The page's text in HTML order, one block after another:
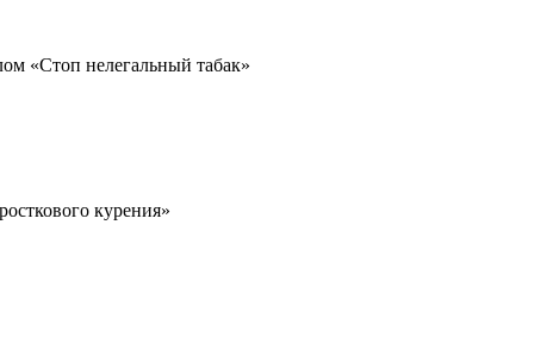
«Стоп нелегальный табак»
курения»